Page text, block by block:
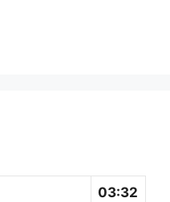
03:32